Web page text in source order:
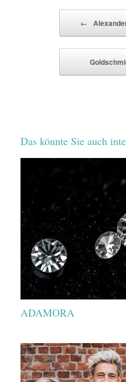
←
Das könnte Sie auch
ADAMORA